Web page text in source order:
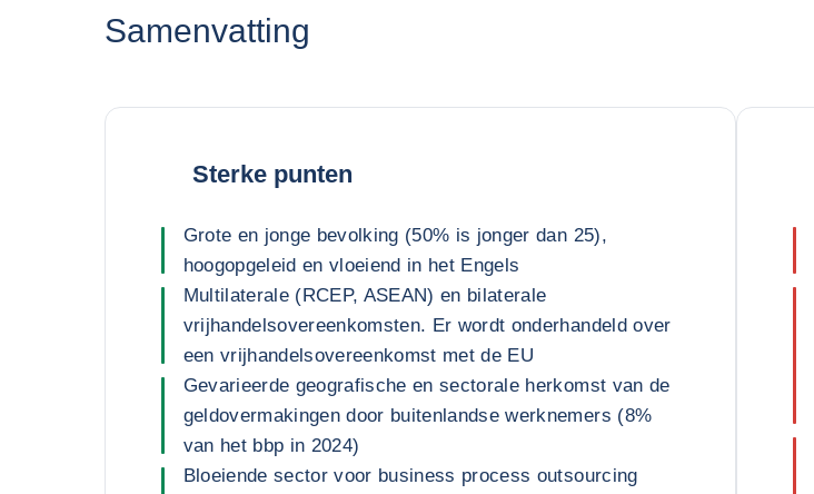
Samenvatting
Sterke punten
Grote en jonge bevolking (50% is jonger dan 25),
hoogopgeleid en vloeiend in het Engels
Multilaterale (RCEP, ASEAN) en bilaterale
vrijhandelsovereenkomsten. Er wordt onderhandeld over
een vrijhandelsovereenkomst met de EU
Gevarieerde geografische en sectorale herkomst van de
geldovermakingen door buitenlandse werknemers (8%
van het bbp in 2024)
Bloeiende sector voor business process outsourcing